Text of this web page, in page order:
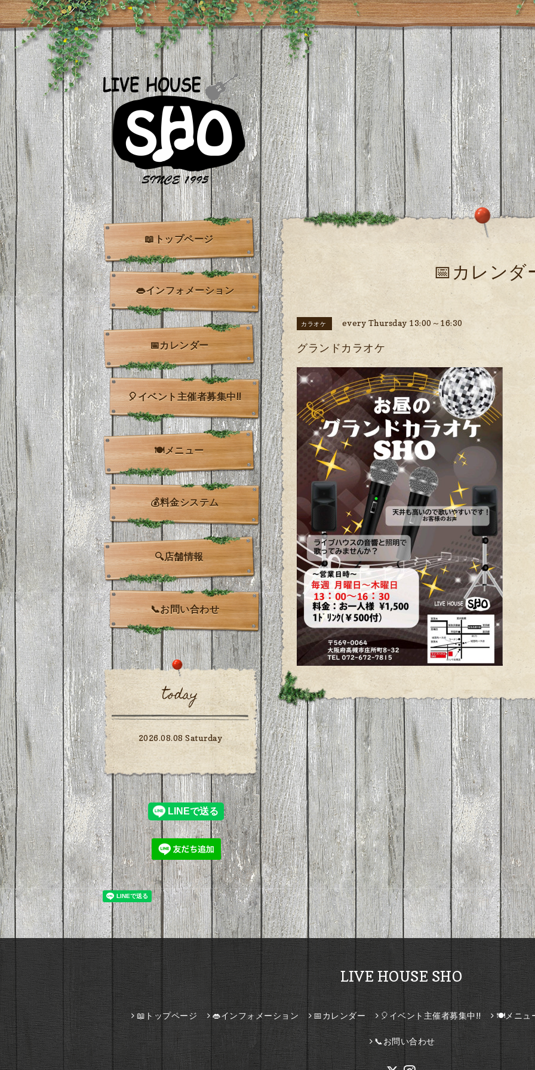
📅カレンダ
カラオケ every Thursday 13:00～16:30
グランドカラオケ
📖トップページ
👄インフォメーション
📅カレンダー
🎈イベント主催者募集中!!
🍽️メニュー
💰料金システム
🔍店舗情報
📞お問い合わせ
today
2026.08.08 Saturday
LIVE HOUSE SHO
📖トップページ 👄インフォメーション 📅カレンダー 🎈イベント主催者募集中!! 🍽️メニュ
📞お問い合わせ